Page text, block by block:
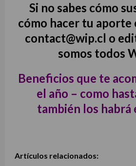
Si no sabes cómo
cómo hacer tu aporte
contact@wip.cl o
somos todos
Beneficios que te
el año – como
también los habrá
Artículos relacionados: